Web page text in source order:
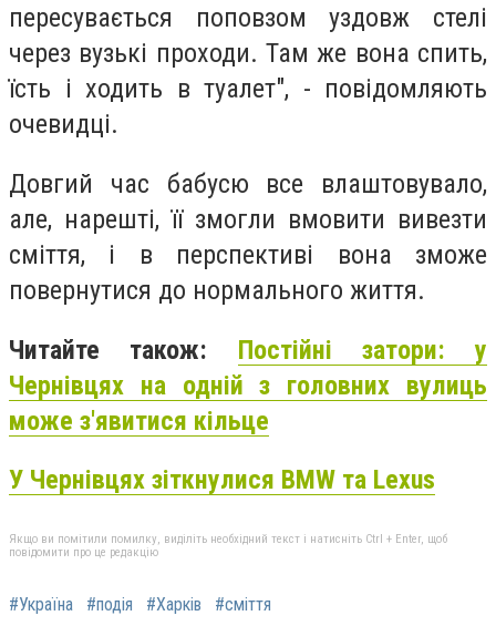
пересувається поповзом уздовж стелі
через вузькі проходи. Там же вона спить,
їсть і ходить в туалет", - повідомляють
очевидці.
Довгий час бабусю все влаштовувало,
але, нарешті, її змогли вмовити вивезти
сміття, і в перспективі вона зможе
повернутися до нормального життя.
Читайте також: Постійні затори: у
Чернівцях на одній з головних вулиць
може з'явитися кільце
У Чернівцях зіткнулися BMW та Lexus
Якщо ви помітили помилку, виділіть необхідний текст і натисніть Ctrl + Enter, щоб
повідомити про це редакцію
#Україна #подія #Харків #сміття